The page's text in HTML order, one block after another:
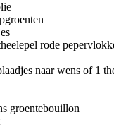
rode
naar wens of 1
groentebouillon